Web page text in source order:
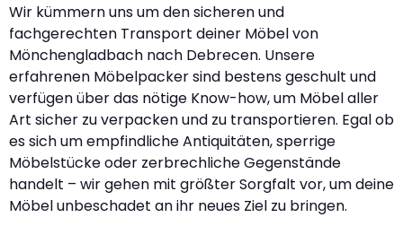
Wir kümmern uns um den sicheren und
fachgerechten Transport deiner Möbel von
Mönchengladbach nach Debrecen. Unsere
erfahrenen Möbelpacker sind bestens geschult und
verfügen über das nötige Know-how, um Möbel aller
Art sicher zu verpacken und zu transportieren. Egal ob
es sich um empfindliche Antiquitäten, sperrige
Möbelstücke oder zerbrechliche Gegenstände
handelt – wir gehen mit größter Sorgfalt vor, um deine
Möbel unbeschadet an ihr neues Ziel zu bringen.